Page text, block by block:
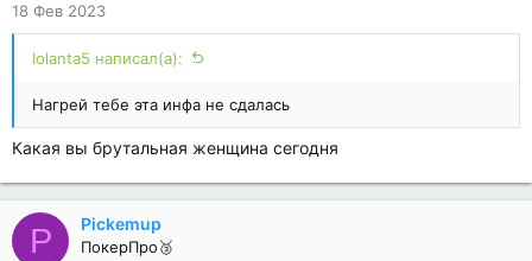
18 Фев 2023
Iolanta5 написал(а):
Нагрей тебе эта инфа не сдалась
Какая вы брутальная женщина сегодня
P Pickemup
ПокерПро🥉